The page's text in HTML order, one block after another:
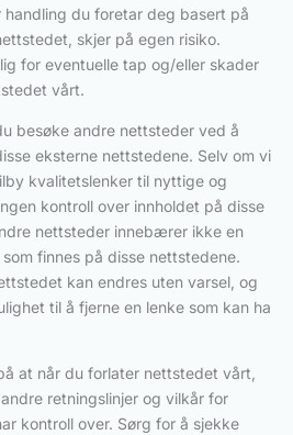
handling du foretar deg basert på
skjer på egen risiko.
for eventuelle tap og/eller skader
vårt.
besøke andre nettsteder ved å
eksterne nettstedene. Selv om vi
kvalitetslenker til nyttige og
kontroll over innholdet på disse
nettsteder innebærer ikke en
finnes på disse nettstedene.
kan endres uten varsel, og
til å fjerne en lenke som kan ha
at når du forlater nettstedet vårt,
retningslinjer og vilkår for
kontroll over. Sørg for å sjekke